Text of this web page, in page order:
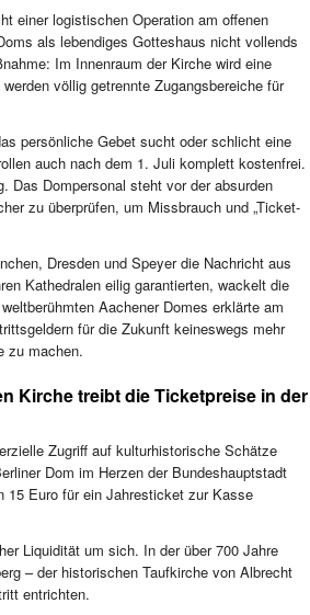
einer logistischen Operation am offenen
als lebendiges Gotteshaus nicht vollends
Im Innenraum der Kirche wird eine
völlig getrennte Zugangsbereiche für
persönliche Gebet sucht oder schlicht eine
auch nach dem 1. Juli komplett kostenfrei.
Das Dompersonal steht vor der absurden
zu überprüfen, um Missbrauch und „Ticket-
Dresden und Speyer die Nachricht aus
Kathedralen eilig garantierten, wackelt die
Aachener Domes erklärte am
für die Zukunft keineswegs mehr
zu machen.
Kirche treibt die Ticketpreise in der
Zugriff auf kulturhistorische Schätze
Dom im Herzen der Bundeshauptstadt
Euro für ein Jahresticket zur Kasse
Liquidität um sich. In der über 700 Jahre
– der historischen Taufkirche von Albrecht
entrichten.